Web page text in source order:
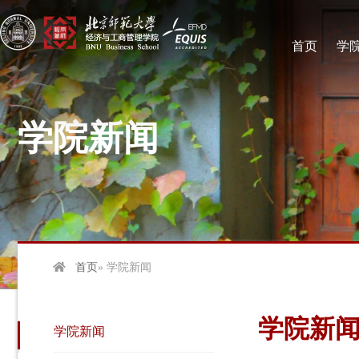
首页 学
学院新闻
首页» 学院新闻
学院新闻 学院新闻